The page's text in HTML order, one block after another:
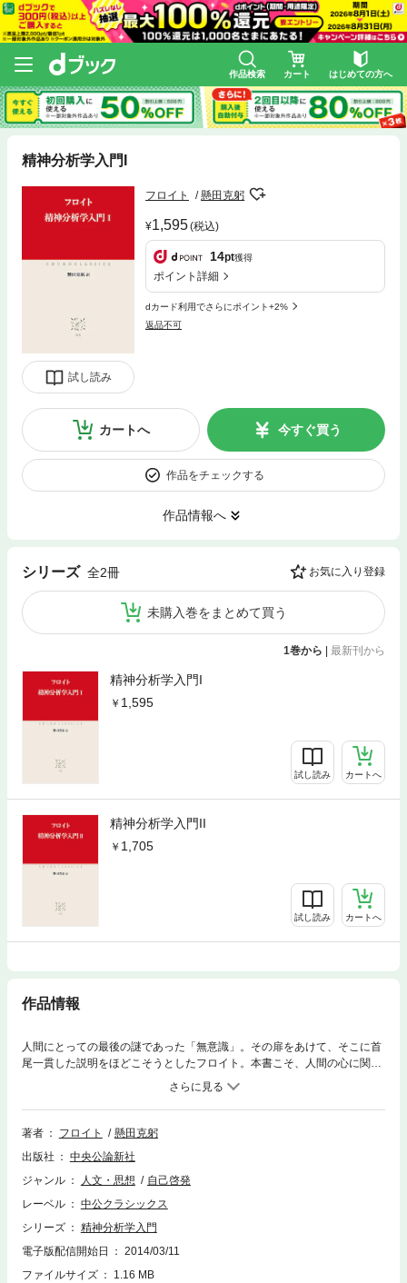
作品検索 カート はじめての方へ
精神分析学入門I
試し読み
フロイト 懸田克躬
1,595(税込)
14pt獲得
ポイント詳細
dカード利用でさらにポイント+2%
返品不可
カートへ 今すぐ買う
作品をチェックする
作品情報へ
シリーズ 全2冊 お気に入り登録
未購入巻をまとめて買う
1巻から | 最新刊から
精神分析学入門I
1,595
試し読み カートへ
精神分析学入門II
1,705
試し読み カートへ
作品情報
人間にとっての最後の謎であった「無意識」。その扉をあけて、そこに首
尾一貫した説明をほどこそうとしたフロイト。本書こそ、人間の心に関す
る現代の見解すべての根源となった。
著者 フロイト
懸田克躬
出版社
中央公論新社
ジャンル
人文・思想
自己啓発
レーベル
中公クラシックス
シリーズ
精神分析学入門
電子版配信開始日
2014/03/11
ファイルサイズ
1.16 MB